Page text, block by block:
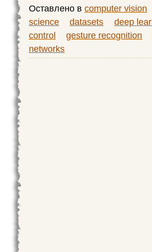
Оставлено в computer vision
science
datasets deep
control
gesture recognition
networks